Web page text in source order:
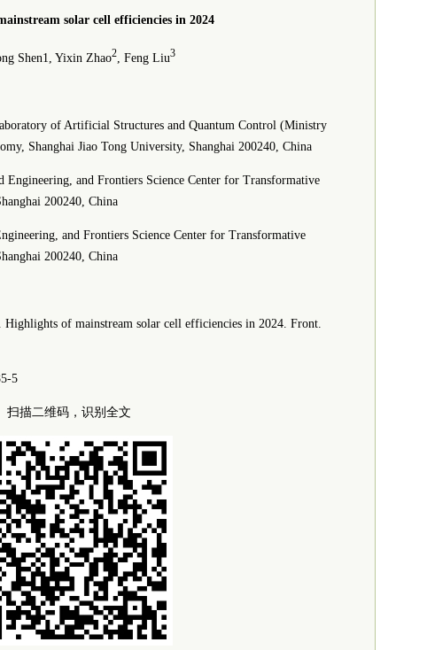
solar cell efficiencies in 2024
Shen1, Yixin Zhao2 , Feng Liu3
of Artificial Structures and Quantum Control (Ministry
Shanghai Jiao Tong University, Shanghai 200240, China
Engineering, and Frontiers Science Center for Transformative
200240, China
and Frontiers Science Center for Transformative
200240, China
of mainstream solar cell efficiencies in 2024. Front.
5
扫描二维码，识别全文